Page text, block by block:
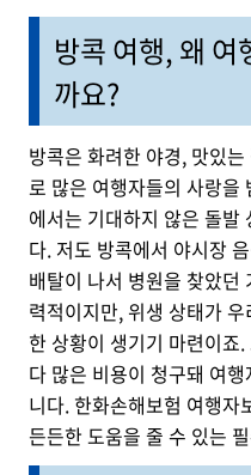
방콕 여행, 왜 여
까요?
방콕은 화려한 야경, 맛있
로 많은 여행자들의 사랑을
에서는 기대하지 않은 돌발
다. 저도 방콕에서 야시장
배탈이 나서 병원을 찾았던
력적이지만, 위생 상태가
한 상황이 생기기 마련이죠
다 많은 비용이 청구돼 여
니다. 한화손해보험 여행자
든든한 도움을 줄 수 있는